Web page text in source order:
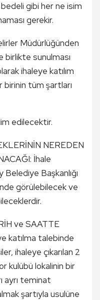
gibi her ne isim
gerekir.
Müdürlüğünden
birlikte sunulması
ihaleye katılım
birinin tüm şartları
edilecektir.
NEREDEN
İhale
Başkanlığı
görülebilecek ve
ve SAATTE
katılma talebinde
ihaleye çıkarılan 2
kulübü lokalinin bir
ayrı teminat
şartıyla usulüne